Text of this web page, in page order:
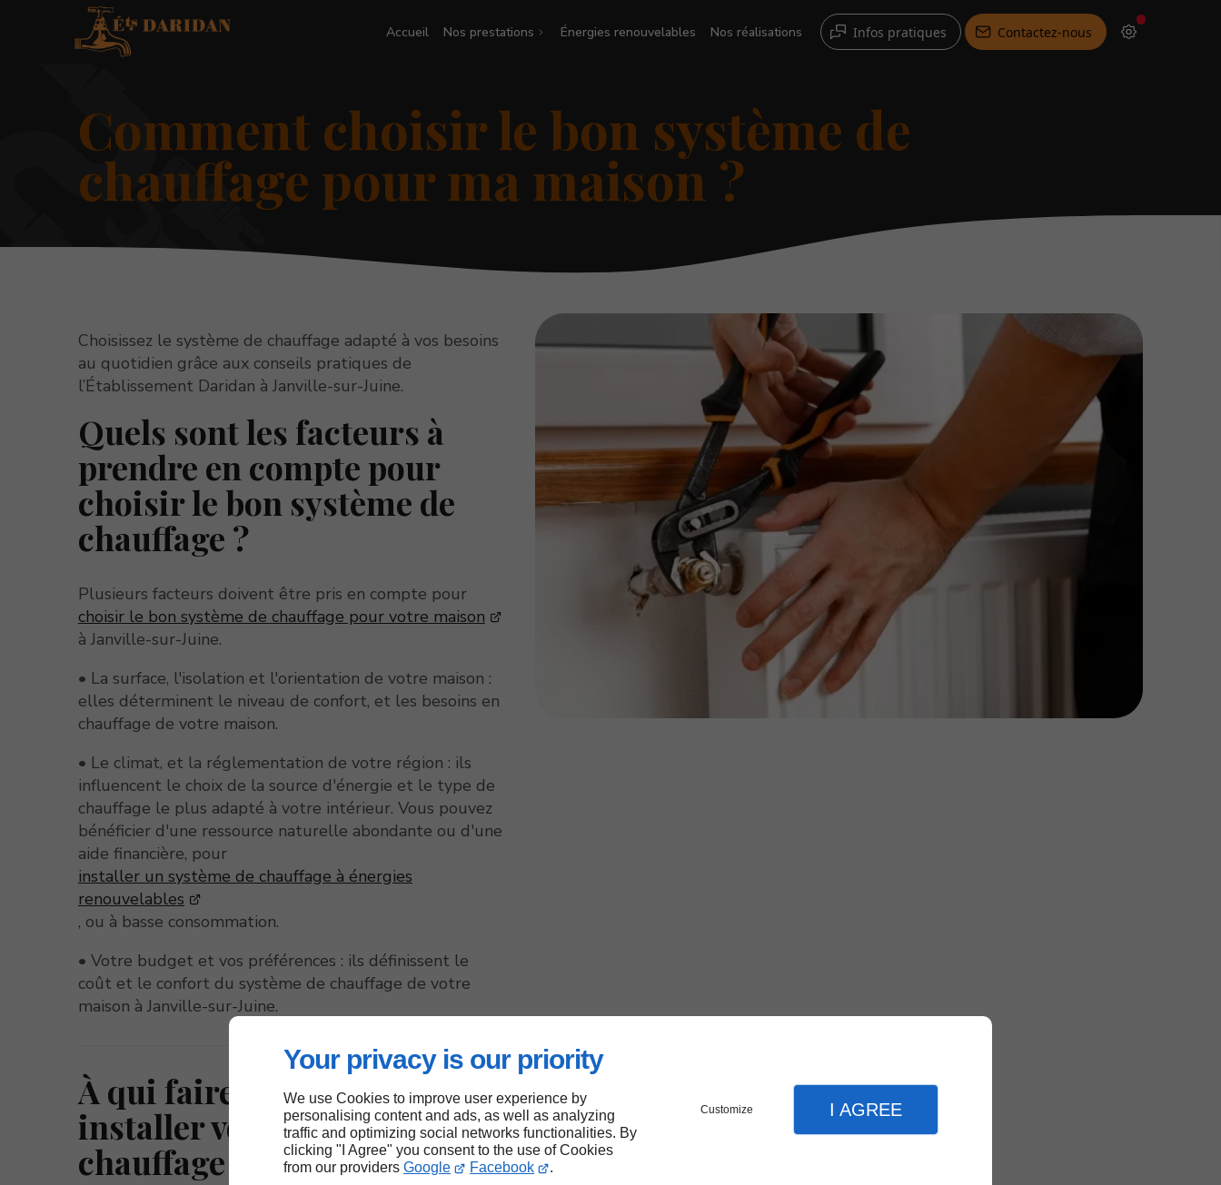
Your privacy is our priority
We use Cookies to improve user experience by
personalising content and ads, as well as analyzing
traffic and optimizing social networks functionalities. By
clicking "I Agree" you consent to the use of Cookies
from our providers Google Facebook .
Customize I AGREE
Accueil Nos prestations Énergies renouvelables Nos réalisations Infos pratiques Contactez-nous
Comment choisir le bon système de
chauffage pour ma maison ?
Choisissez le système de chauffage adapté à vos besoins
au quotidien grâce aux conseils pratiques de
l’Établissement Daridan à Janville-sur-Juine.
Quels sont les facteurs à
prendre en compte pour
choisir le bon système de
chauffage ?
Plusieurs facteurs doivent être pris en compte pour
choisir le bon système de chauffage pour votre maison
à Janville-sur-Juine.
• La surface, l'isolation et l'orientation de votre maison :
elles déterminent le niveau de confort, et les besoins en
chauffage de votre maison.
• Le climat, et la réglementation de votre région : ils
influencent le choix de la source d'énergie et le type de
chauffage le plus adapté à votre intérieur. Vous pouvez
bénéficier d'une ressource naturelle abondante ou d'une
aide financière, pour
installer un système de chauffage à énergies
renouvelables
, ou à basse consommation.
• Votre budget et vos préférences : ils définissent le
coût et le confort du système de chauffage de votre
maison à Janville-sur-Juine.
À qui faire appel pour
installer votre système de
chauffage ?